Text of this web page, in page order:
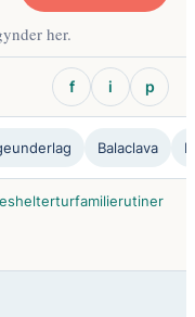
her.
f i p
Balaclava
shelterturfamilierutiner